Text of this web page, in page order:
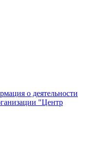
о деятельности
"Центр